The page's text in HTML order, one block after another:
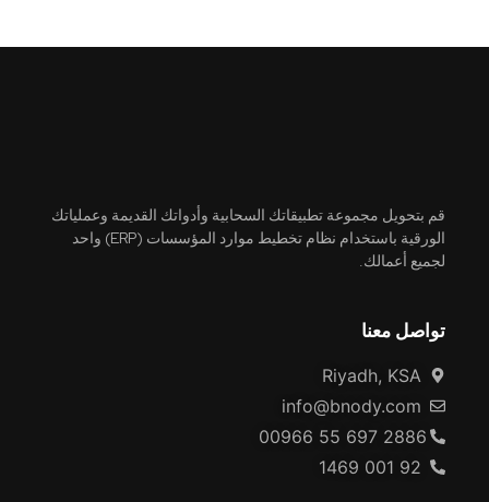
قم بتحويل مجموعة تطبيقاتك السحابية وأدواتك القديمة وعملياتك
الورقية باستخدام نظام تخطيط موارد المؤسسات (ERP) واحد
لجميع أعمالك.
تواصل معنا
Riyadh, KSA
info@bnody.com
00966 55 697 2886
92 001 1469